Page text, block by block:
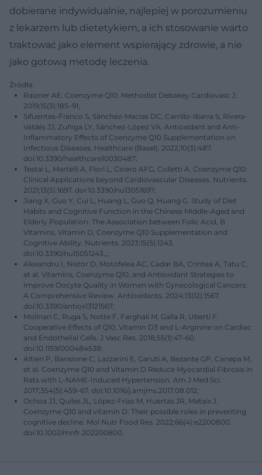
dobierane indywidualnie, najlepiej w porozumieniu
z lekarzem lub dietetykiem, a ich stosowanie warto
traktować jako element wspierający zdrowie, a nie
jako gotową metodę leczenia.
Źródła:
Raizner AE. Coenzyme Q10. Methodist Debakey Cardiovasc J.
2019;15(3):185–91;
Sifuentes-Franco S, Sánchez-Macías DC, Carrillo-Ibarra S, Rivera-
Valdés JJ, Zuñiga LY, Sánchez-López VA. Antioxidant and Anti-
Inflammatory Effects of Coenzyme Q10 Supplementation on
Infectious Diseases. Healthcare (Basel). 2022;10(3):487.
doi:10.3390/healthcare10030487;
Testai L, Martelli A, Flori L, Cicero AFG, Colletti A. Coenzyme Q10:
Clinical Applications beyond Cardiovascular Diseases. Nutrients.
2021;13(5):1697. doi:10.3390/nu13051697;
Jiang X, Guo Y, Cui L, Huang L, Guo Q, Huang G. Study of Diet
Habits and Cognitive Function in the Chinese Middle-Aged and
Elderly Population: The Association between Folic Acid, B
Vitamins, Vitamin D, Coenzyme Q10 Supplementation and
Cognitive Ability. Nutrients. 2023;15(5):1243.
doi:10.3390/nu15051243.,;
Alexandru I, Nistor D, Motofelea AC, Cadar BA, Crintea A, Tatu C,
et al. Vitamins, Coenzyme Q10, and Antioxidant Strategies to
Improve Oocyte Quality in Women with Gynecological Cancers:
A Comprehensive Review. Antioxidants. 2024;13(12):1567.
doi:10.3390/antiox13121567;
Molinari C, Ruga S, Notte F, Farghali M, Galla R, Uberti F.
Cooperative Effects of Q10, Vitamin D3 and L-Arginine on Cardiac
and Endothelial Cells. J Vasc Res. 2018;55(1):47–60.
doi:10.1159/000484538;
Altieri P, Barisione C, Lazzarini E, Garuti A, Bezante GP, Canepa M,
et al. Coenzyme Q10 and Vitamin D Reduce Myocardial Fibrosis in
Rats with L-NAME-Induced Hypertension. Am J Med Sci.
2017;354(5):459–67. doi:10.1016/j.amjms.2017.08.012;
Ochoa JJ, Quiles JL, López-Frías M, Huertas JR, Mataix J.
Coenzyme Q10 and vitamin D: Their possible roles in preventing
cognitive decline. Mol Nutr Food Res. 2022;66(4):e2200800.
doi:10.1002/mnfr.202200800.